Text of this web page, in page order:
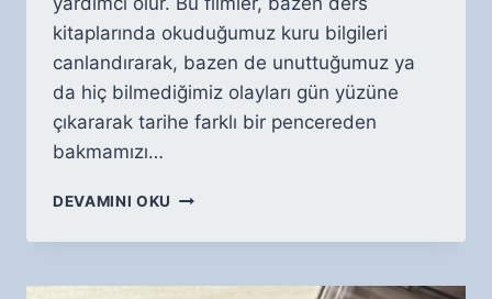
kitaplarında okuduğumuz kuru bilgileri
canlandırarak, bazen de unuttuğumuz ya
da hiç bilmediğimiz olayları gün yüzüne
çıkararak tarihe farklı bir pencereden
bakmamızı…
DEVAMINI OKU TARIHSEL
DAYANAN
FILMLERI